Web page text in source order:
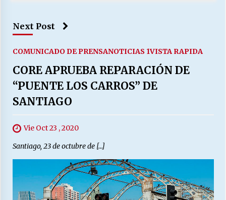
Next Post
COMUNICADO DE PRENSANOTICIAS 1VISTA RAPIDA
CORE APRUEBA REPARACIÓN DE
“PUENTE LOS CARROS” DE
SANTIAGO
Vie Oct 23 , 2020
Santiago, 23 de octubre de […]